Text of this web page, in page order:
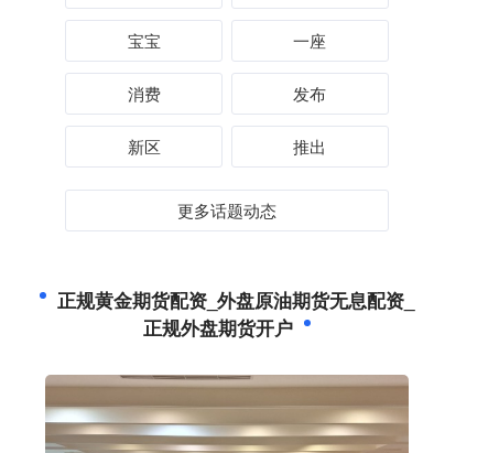
宝宝 一座
消费 发布
新区 推出
更多话题动态
正规黄金期货配资_外盘原油期货无息配资_
正规外盘期货开户